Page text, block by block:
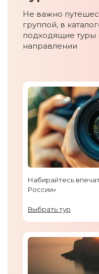
Не важно
группой, в
подходящие
направлении
Набирайтесь
России»
Выбрать тур